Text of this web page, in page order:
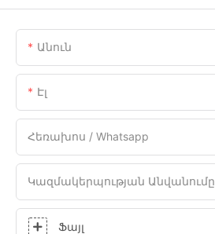
Անուն
Էլ
Հեռախոս / Whatsapp
Կազմակերպության Անվանումը
Ֆայլ